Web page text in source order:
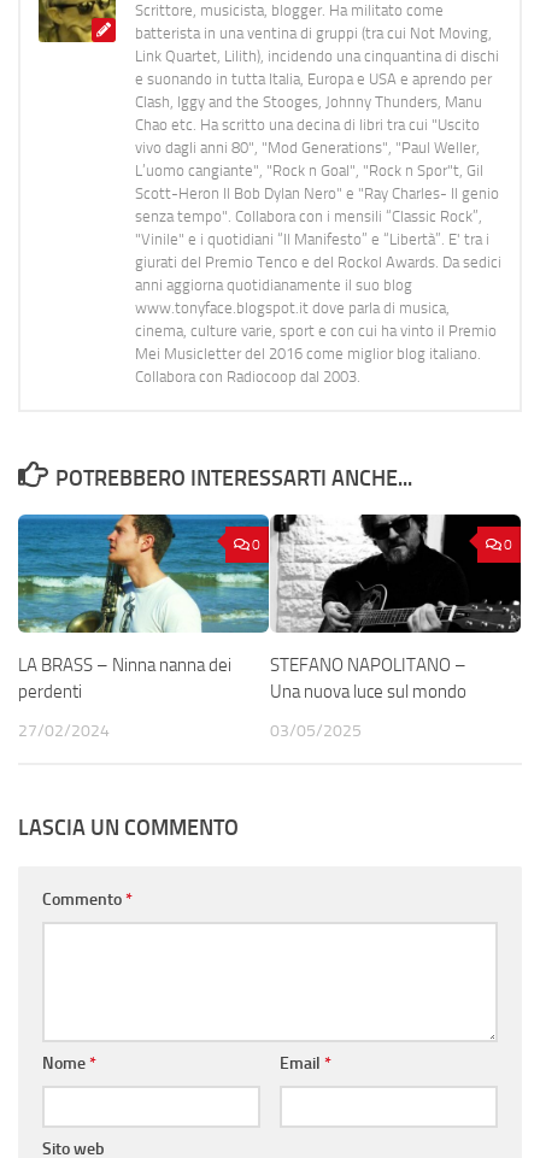
Scrittore, musicista, blogger. Ha militato come
batterista in una ventina di gruppi (tra cui Not Moving,
Link Quartet, Lilith), incidendo una cinquantina di dischi
e suonando in tutta Italia, Europa e USA e aprendo per
Clash, Iggy and the Stooges, Johnny Thunders, Manu
Chao etc. Ha scritto una decina di libri tra cui "Uscito
vivo dagli anni 80", "Mod Generations", "Paul Weller,
L’uomo cangiante", "Rock n Goal", "Rock n Spor"t, Gil
Scott-Heron Il Bob Dylan Nero" e "Ray Charles- Il genio
senza tempo". Collabora con i mensili “Classic Rock”,
"Vinile" e i quotidiani “Il Manifesto” e “Libertà”. E' tra i
giurati del Premio Tenco e del Rockol Awards. Da sedici
anni aggiorna quotidianamente il suo blog
www.tonyface.blogspot.it dove parla di musica,
cinema, culture varie, sport e con cui ha vinto il Premio
Mei Musicletter del 2016 come miglior blog italiano.
Collabora con Radiocoop dal 2003.
POTREBBERO INTERESSARTI ANCHE...
0
LA BRASS – Ninna nanna dei
perdenti
27/02/2024
0
STEFANO NAPOLITANO –
Una nuova luce sul mondo
03/05/2025
LASCIA UN COMMENTO
Commento*
Nome* Email *
Sito web